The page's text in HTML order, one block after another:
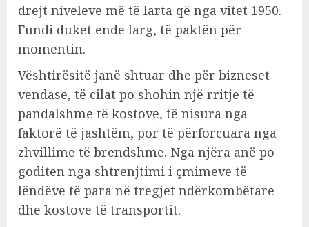
drejt niveleve më të larta që nga vitet 1950.
Fundi duket ende larg, të paktën për
momentin.
Vështirësitë janë shtuar dhe për bizneset
vendase, të cilat po shohin një rritje të
pandalshme të kostove, të nisura nga
faktorë të jashtëm, por të përforcuara nga
zhvillime të brendshme. Nga njëra anë po
goditen nga shtrenjtimi i çmimeve të
lëndëve të para në tregjet ndërkombëtare
dhe kostove të transportit.